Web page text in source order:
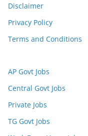
Disclaimer
Privacy Policy
Terms and Conditions
AP Govt Jobs
Central Govt Jobs
Private Jobs
TG Govt Jobs